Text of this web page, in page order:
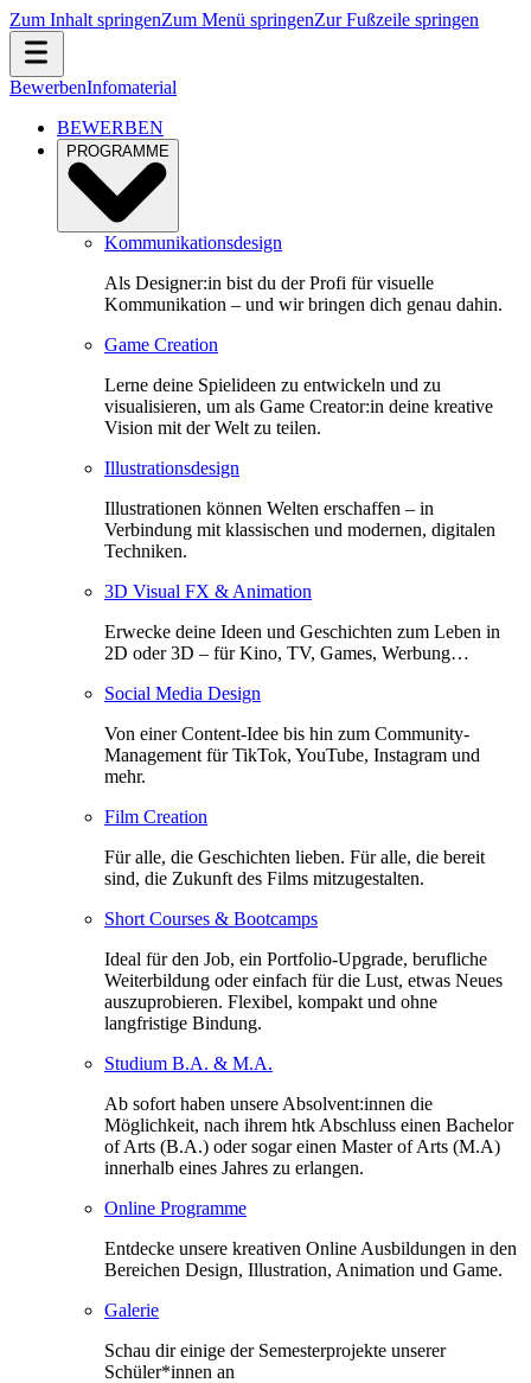
Zum Inhalt springenZum Menü springenZur Fußzeile springen
BewerbenInfomaterial
BEWERBEN
PROGRAMME
Kommunikationsdesign
Als Designer:in bist du der Profi für visuelle
Kommunikation – und wir bringen dich genau dahin.
Game Creation
Lerne deine Spielideen zu entwickeln und zu
visualisieren, um als Game Creator:in deine kreative
Vision mit der Welt zu teilen.
Illustrationsdesign
Illustrationen können Welten erschaffen – in
Verbindung mit klassischen und modernen, digitalen
Techniken.
3D Visual FX & Animation
Erwecke deine Ideen und Geschichten zum Leben in
2D oder 3D – für Kino, TV, Games, Werbung…
Social Media Design
Von einer Content-Idee bis hin zum Community-
Management für TikTok, YouTube, Instagram und
mehr.
Film Creation
Für alle, die Geschichten lieben. Für alle, die bereit
sind, die Zukunft des Films mitzugestalten.
Short Courses & Bootcamps
Ideal für den Job, ein Portfolio-Upgrade, berufliche
Weiterbildung oder einfach für die Lust, etwas Neues
auszuprobieren. Flexibel, kompakt und ohne
langfristige Bindung.
Studium B.A. & M.A.
Ab sofort haben unsere Absolvent:innen die
Möglichkeit, nach ihrem htk Abschluss einen Bachelor
of Arts (B.A.) oder sogar einen Master of Arts (M.A)
innerhalb eines Jahres zu erlangen.
Online Programme
Entdecke unsere kreativen Online Ausbildungen in den
Bereichen Design, Illustration, Animation und Game.
Galerie
Schau dir einige der Semesterprojekte unserer
Schüler*innen an